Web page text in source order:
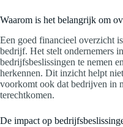
Waarom is het belangrijk om
Een goed financieel overzicht
bedrijf. Het stelt ondernemers
bedrijfsbeslissingen te nemen
herkennen. Dit inzicht helpt
voorkomt ook dat bedrijven in
terechtkomen.
De impact op